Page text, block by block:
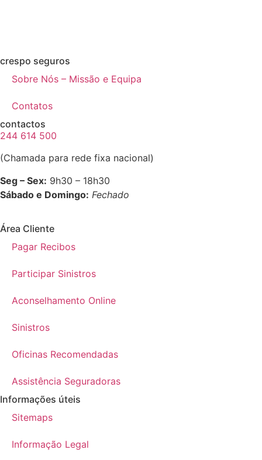
crespo seguros
Sobre Nós – Missão e Equipa
Contatos
contactos
244 614 500
(Chamada para rede fixa nacional)
Seg – Sex: 9h30 – 18h30
Sábado e Domingo: Fechado
Área Cliente
Pagar Recibos
Participar Sinistros
Aconselhamento Online
Sinistros
Oficinas Recomendadas
Assistência Seguradoras
Informações úteis
Sitemaps
Informação Legal